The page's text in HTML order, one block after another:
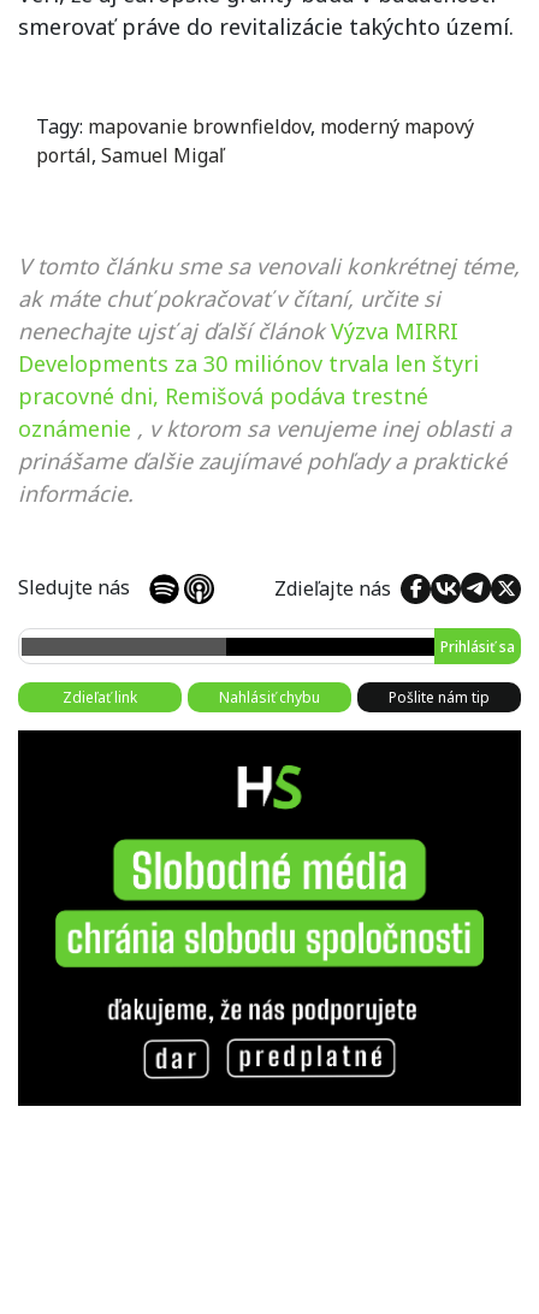
smerovať práve do revitalizácie takýchto území.
Tagy: mapovanie brownfieldov, moderný mapový
portál, Samuel Migaľ
V tomto článku sme sa venovali konkrétnej téme,
ak máte chuť pokračovať v čítaní, určite si
nenechajte ujsť aj ďalší článok Výzva MIRRI
Developments za 30 miliónov trvala len štyri
pracovné dni, Remišová podáva trestné
oznámenie , v ktorom sa venujeme inej oblasti a
prinášame ďalšie zaujímavé pohľady a praktické
informácie.
Sledujte nás Zdieľajte nás
Prihlásiť sa
Zdieľať link Nahlásiť chybu Pošlite nám tip